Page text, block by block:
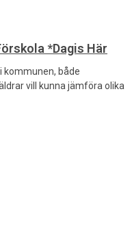
*Dagis Här
kommunen, både
vill kunna jämföra olika